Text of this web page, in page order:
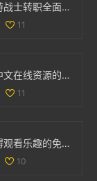
龙之谷手游战士转职全面解析与职业强度对比
11
探索天堂中文在线资源的多样选择与使用指南
11
尽享无障碍观看乐趣的免费真人在线直播平台推荐
10